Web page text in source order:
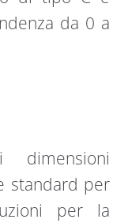
da 0 a
dimensioni
standard per
per la